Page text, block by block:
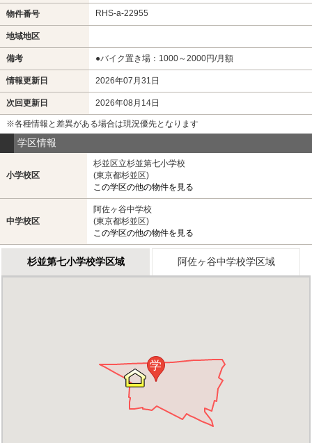
物件番号 RHS-a-22955
地域地区
備考 ●バイク置き場：1000～2000円/月額
情報更新日 2026年07月31日
次回更新日 2026年08月14日
※各種情報と差異がある場合は現況優先となります
学区情報
小学校区
杉並区立杉並第七小学校
(東京都杉並区)
この学区の他の物件を見る
中学校区
阿佐ヶ谷中学校
(東京都杉並区)
この学区の他の物件を見る
杉並第七小学校学区域 阿佐ヶ谷中学校学区域
学